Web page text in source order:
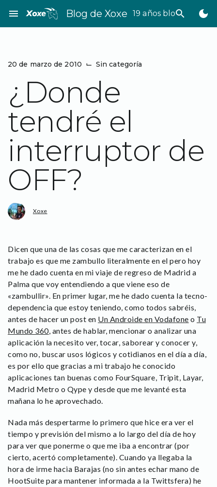
contenido
menu Blog de Xoxe 19 años bloggeando
search dark_mode
20 de marzo de 2010 ⌙ Sin categoría
¿Donde
tendré el
interruptor de
OFF?
Xoxe
Dicen que una de las cosas que me caracterizan en el
trabajo es que me zambullo literalmente en el pero hoy
me he dado cuenta en mi viaje de regreso de Madrid a
Palma que voy entendiendo a que viene eso de
«zambullir». En primer lugar, me he dado cuenta la tecno-
dependencia que estoy teniendo, como todos sabréis,
antes de hacer un post en Un Androide en Vodafone o Tu
Mundo 360, antes de hablar, mencionar o analizar una
aplicación la necesito ver, tocar, saborear y conocer y,
como no, buscar usos lógicos y cotidianos en el día a día,
es por ello que gracias a mi trabajo he conocido
aplicaciones tan buenas como FourSquare, Tripit, Layar,
Madrid Metro o Qype y desde que me levanté esta
mañana lo he aprovechado.
Nada más despertarme lo primero que hice era ver el
tiempo y previsión del mismo a lo largo del día de hoy
para ver que ponerme o que me iba a encontrar (por
cierto, acertó completamente). Cuando ya llegaba la
hora de irme hacia Barajas (no sin antes echar mano de
HootSuite para mantener informada a la Twittsfera) he